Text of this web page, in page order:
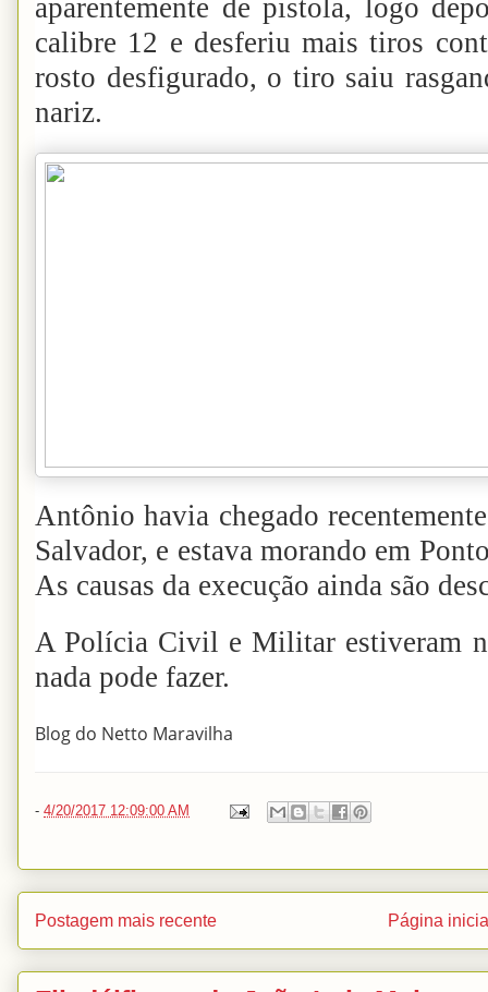
aparentemente de pistola, logo
calibre 12 e desferiu mais tiros
rosto desfigurado, o tiro saiu
nariz.
Antônio havia chegado
Salvador, e estava morando em
As causas da execução ainda são
A Polícia Civil e Militar estiveram
nada pode fazer.
Blog do Netto Maravilha
- 4/20/2017 12:09:00 AM
Postagem mais recente Página